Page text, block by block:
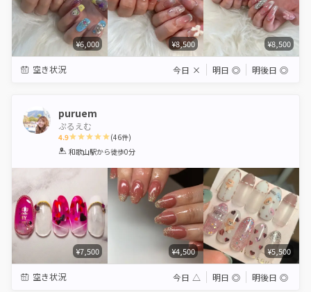
¥6,000 ¥8,500 ¥8,500
空き状況 今日 × 明日 ◎ 明後日 ◎
puruem
ぷるえむ
4.9
1 2 3 4 5
(46件)
和歌山駅から徒歩0分
¥7,500 ¥4,500 ¥5,500
空き状況 今日 △ 明日 ◎ 明後日 ◎